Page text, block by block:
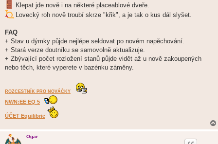
Klepat jde nově i na některé placeablové dveře.
Lovecký roh nově troubí skrze "křik", a je tak o kus dál slyšet.
FAQ
+ Stav u dýmky půjde nejlépe seldovat po novém napěchování.
+ Stará verze doutníku se samovolně aktualizuje.
+ Zbývající počet rozložení stanů půjde vidět až u nově zakoupených
nebo těch, které vyperete v bazénku záměny.
ROZCESTNÍK PRO NOVÁČKY
NWN:EE EQ 5
ÚČET Equilibrie
Ogar